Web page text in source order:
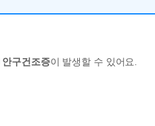
안구건조증이 발생할 수 있어요.